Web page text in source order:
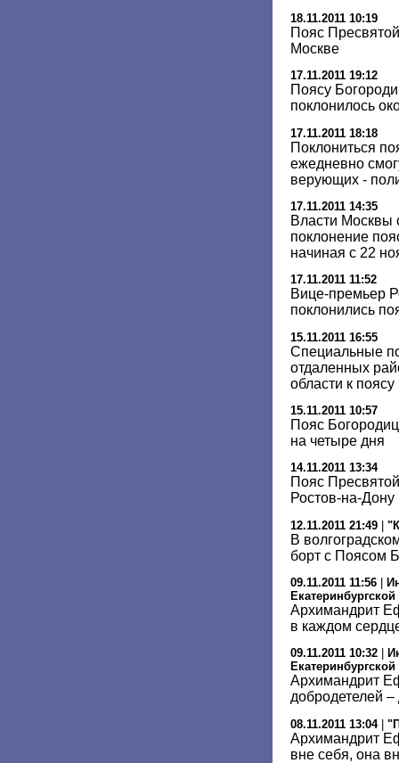
18.11.2011 10:19
Пояс
Москве
17.11.2011 19:12
Поясу
поклонилось
17.11.2011 18:18
Поклониться
ежедневно
верующих -
17.11.2011 14:35
Власти Москвы
поклонение
начиная с 22
17.11.2011 11:52
Вице-премьер
поклонились
15.11.2011 16:55
Специальные
отдаленных
области к
15.11.2011 10:57
Пояс
на четыре дня
14.11.2011 13:34
Пояс
Ростов-на-Дону
12.11.2011 21:49 |
В
борт с Поясом
09.11.2011 11:56
Архимандрит
в каждом
09.11.2011 10:32
Архимандрит
добродетелей
08.11.2011 13:04|
Архимандрит
вне себя, она